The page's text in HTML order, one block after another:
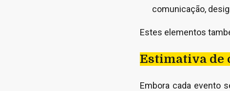
comunicação,
Estes elementos
Estimativa de
Embora cada evento